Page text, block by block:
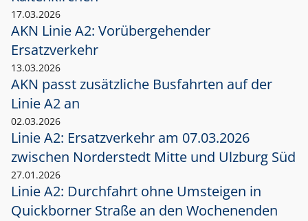
17.03.2026
AKN Linie A2: Vorübergehender
Ersatzverkehr
13.03.2026
AKN passt zusätzliche Busfahrten auf der
Linie A2 an
02.03.2026
Linie A2: Ersatzverkehr am 07.03.2026
zwischen Norderstedt Mitte und Ulzburg Süd
27.01.2026
Linie A2: Durchfahrt ohne Umsteigen in
Quickborner Straße an den Wochenenden